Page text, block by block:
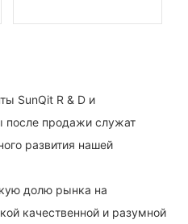
SunQit R & D и
после продажи служат
развития нашей
долю рынка на
качественной и разумной